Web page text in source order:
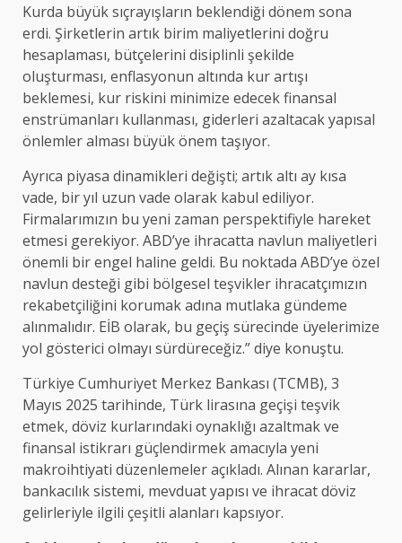
Kurda büyük sıçrayışların beklendiği dönem sona
erdi. Şirketlerin artık birim maliyetlerini doğru
hesaplaması, bütçelerini disiplinli şekilde
oluşturması, enflasyonun altında kur artışı
beklemesi, kur riskini minimize edecek finansal
enstrümanları kullanması, giderleri azaltacak yapısal
önlemler alması büyük önem taşıyor.
Ayrıca piyasa dinamikleri değişti; artık altı ay kısa
vade, bir yıl uzun vade olarak kabul ediliyor.
Firmalarımızın bu yeni zaman perspektifiyle hareket
etmesi gerekiyor. ABD’ye ihracatta navlun maliyetleri
önemli bir engel haline geldi. Bu noktada ABD’ye özel
navlun desteği gibi bölgesel teşvikler ihracatçımızın
rekabetçiliğini korumak adına mutlaka gündeme
alınmalıdır. EİB olarak, bu geçiş sürecinde üyelerimize
yol gösterici olmayı sürdüreceğiz.” diye konuştu.
Türkiye Cumhuriyet Merkez Bankası (TCMB), 3
Mayıs 2025 tarihinde, Türk lirasına geçişi teşvik
etmek, döviz kurlarındaki oynaklığı azaltmak ve
finansal istikrarı güçlendirmek amacıyla yeni
makroihtiyati düzenlemeler açıkladı. Alınan kararlar,
bankacılık sistemi, mevduat yapısı ve ihracat döviz
gelirleriyle ilgili çeşitli alanları kapsıyor.